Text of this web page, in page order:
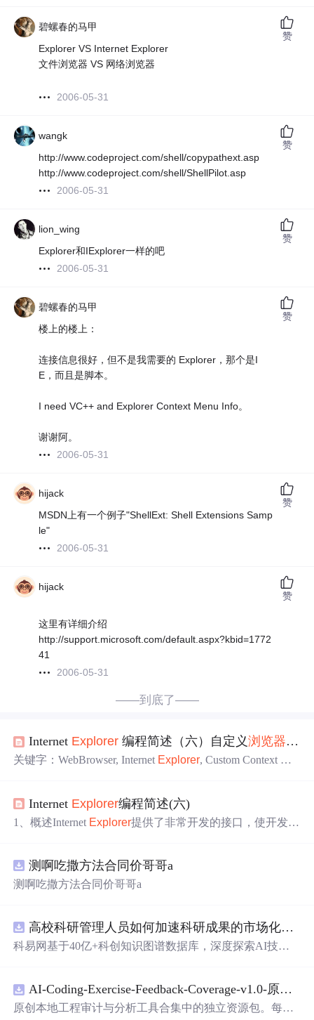
碧螺春的马甲
Explorer VS Internet Explorer
文件浏览器 VS 网络浏览器
2006-05-31
赞
wangk
http://www.codeproject.com/shell/copypathext.asp
http://www.codeproject.com/shell/ShellPilot.asp
2006-05-31
赞
lion_wing
Explorer和IExplorer一样的吧
2006-05-31
赞
碧螺春的马甲
楼上的楼上：
连接信息很好，但不是我需要的 Explorer，那个是I
E，而且是脚本。
I need VC++ and Explorer Context Menu Info。
谢谢阿。
2006-05-31
赞
hijack
MSDN上有一个例子"ShellExt: Shell Extensions Samp
le"
2006-05-31
赞
hijack
这里有详细介绍
http://support.microsoft.com/default.aspx?kbid=1772
41
2006-05-31
赞
——到底了——
Internet Explorer 编程简述（六）自定义浏览器上
关键字：WebBrowser, Internet Explorer, Custom Context Me
浏览器核心嵌入应用程序，还可以通过各种接口以实现更
深层的控制。本文就将介绍对浏览器进行高级控制的话题
Internet Explorer编程简述(六)
1、概述Internet Explorer提供了非常开发的接口，使开发人
高级控制的话题之一——自定义上下文
情况自定义的IE及WebBrowser的
测啊吃撒方法合同价哥哥a
测啊吃撒方法合同价哥哥a
高校科研管理人员如何加速科研成果的市场化转化？.docx
科易网基于40亿+科创知识图谱数据库，深度探索AI技术
新领域的AI+数智化解决方案，推动科技创新与产业创新
智能化发展。
AI-Coding-Exercise-Feedback-Coverage-v1.0-原创源码与文档.zip
原创本地工程审计与分析工具合集中的独立资源包。每个